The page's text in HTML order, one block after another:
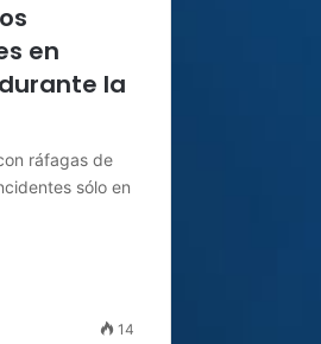
en
la
ráfagas de
sólo en
14